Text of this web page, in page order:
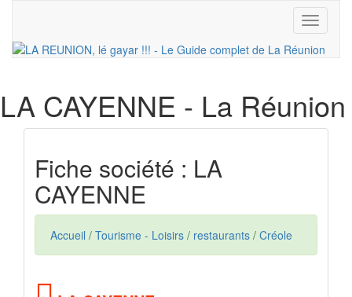
Toggle
LA CAYENNE - La Réunion
Fiche société : LA
CAYENNE
Accueil / Tourisme - Loisirs / restaurants / Créole